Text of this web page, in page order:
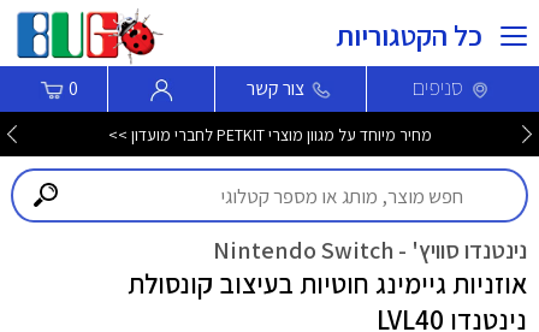
כל הקטגוריות
סניפים צור קשר 0
מחיר מיוחד על מגוון מוצרי PETKIT לחברי מועדון >>
נינטנדו סוויץ' - Nintendo Switch
אוזניות גיימינג חוטיות בעיצוב קונסולת
נינטנדו LVL40